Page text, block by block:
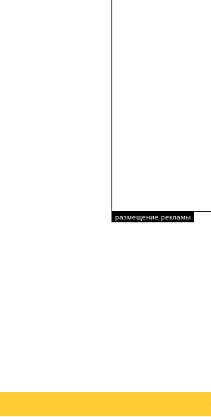
размещение рекламы